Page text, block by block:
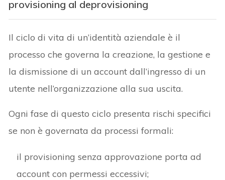
provisioning al deprovisioning
Il ciclo di vita di un’identità aziendale è il
processo che governa la creazione, la gestione e
la dismissione di un account dall’ingresso di un
utente nell’organizzazione alla sua uscita.
Ogni fase di questo ciclo presenta rischi specifici
se non è governata da processi formali:
il provisioning senza approvazione porta ad
account con permessi eccessivi;